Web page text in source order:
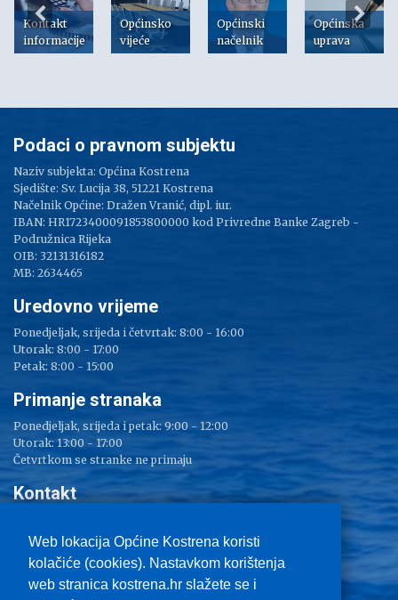
Kontakt
informacije
Općinsko
vijeće
Općinski
načelnik
Općinska
uprava
Web lokacija Općine Kostrena koristi
kolačiće (cookies). Nastavkom korištenja
web stranica kostrena.hr slažete se i
Podaci o pravnom subjektu
Naziv subjekta: Općina Kostrena
Sjedište: Sv. Lucija 38, 51221 Kostrena
Načelnik Općine: Dražen Vranić, dipl. iur.
IBAN: HR1723400091853800000 kod Privredne Banke Zagreb -
Podružnica Rijeka
OIB: 32131316182
MB: 2634465
Uredovno vrijeme
Ponedjeljak, srijeda i četvrtak: 8:00 - 16:00
Utorak: 8:00 - 17:00
Petak: 8:00 - 15:00
Primanje stranaka
Ponedjeljak, srijeda i petak: 9:00 - 12:00
Utorak: 13:00 - 17:00
Četvrtkom se stranke ne primaju
Kontakt
Tel: 051/ 209 000
Fax: 051/ 289 400
E-mail:kostrena@kostrena.hr